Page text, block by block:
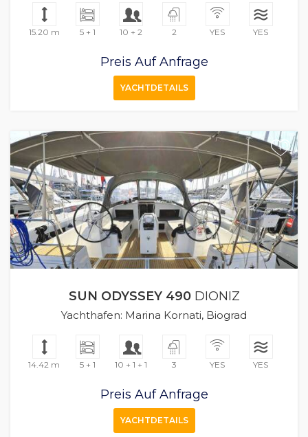
15.20 m 5 + 1 10 + 2 2 YES YES
Preis Auf Anfrage
YACHTDETAILS
+
SUN ODYSSEY 490DIONIZ
Yachthafen: Marina Kornati, Biograd
14.42 m 5 + 1 10 + 1 + 1 3 YES YES
Preis Auf Anfrage
YACHTDETAILS